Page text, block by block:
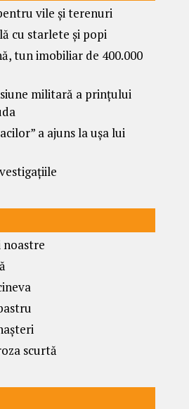
vile și terenuri
cu starlete și popi
tun imobiliar de 400.000
militară a prințului
a ajuns la ușa lui
noastre
scurtă